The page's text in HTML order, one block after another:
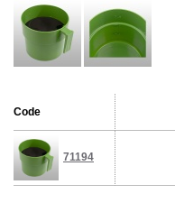
Code
71194